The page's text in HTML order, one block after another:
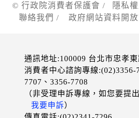
© 行政院消費者保護會 / 隱私
聯絡我們 / 政府網站資料開
通訊地址:100009 台北市忠孝
消費者中心諮詢專線:(02)3356-
7707、3356-7708
（非受理申訴專線，如您要提
我要申訴）